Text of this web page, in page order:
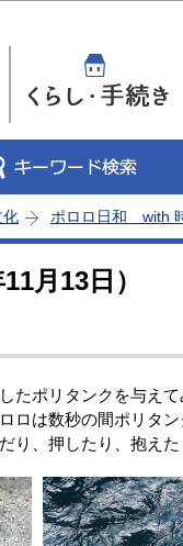
化 ポロロ日和 with
月13日）
たポリタンクを与え
ロは数秒の間ポリタ
り、押したり、抱え